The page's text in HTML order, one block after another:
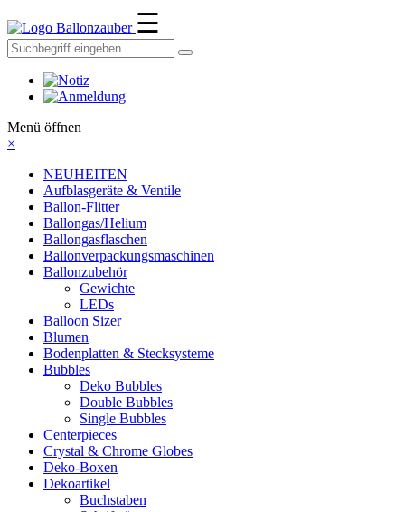
Ballonzauber ☰
Menü öffnen
×
NEUHEITEN
Aufblasgeräte & Ventile
Ballon-Flitter
Ballongas/Helium
Ballongasflaschen
Ballonverpackungsmaschinen
Ballonzubehör
Gewichte
LEDs
Balloon Sizer
Blumen
Bodenplatten & Stecksysteme
Bubbles
Deko Bubbles
Double Bubbles
Single Bubbles
Centerpieces
Crystal & Chrome Globes
Deko-Boxen
Dekoartikel
Buchstaben